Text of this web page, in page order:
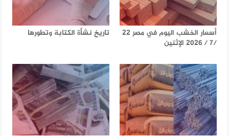
أسعار الخشب اليوم في مصر 22
/7 / 2026 الإثنين
تاريخ نشأة الكتابة وتطورها